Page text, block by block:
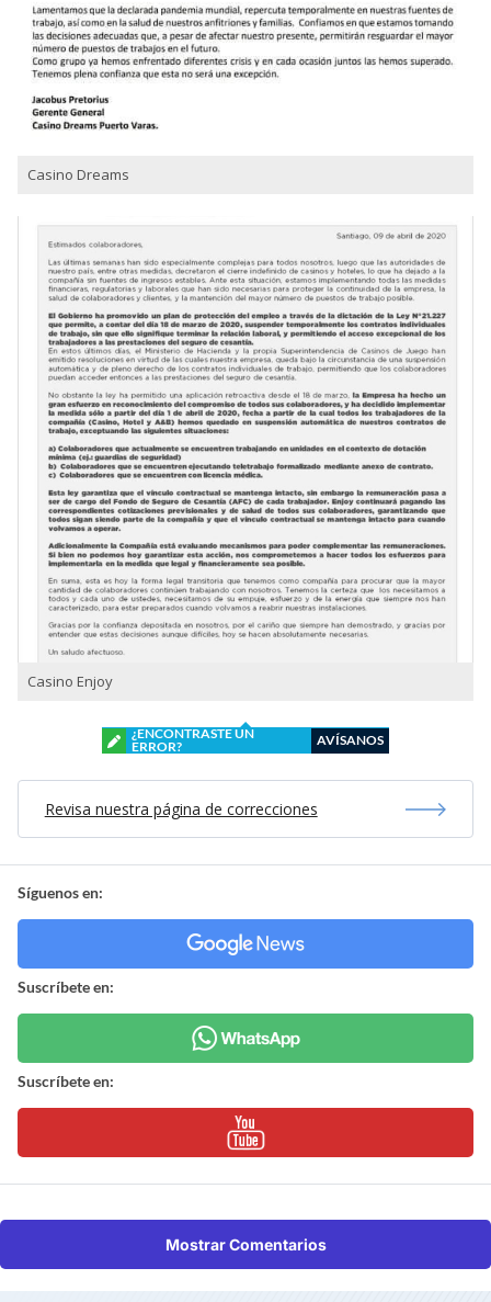
Casino Dreams
Casino Enjoy
¿ENCONTRASTE UN
ERROR?
AVÍSANOS
Revisa nuestra página de correcciones
Síguenos en:
Suscríbete en:
Suscríbete en:
Mostrar Comentarios